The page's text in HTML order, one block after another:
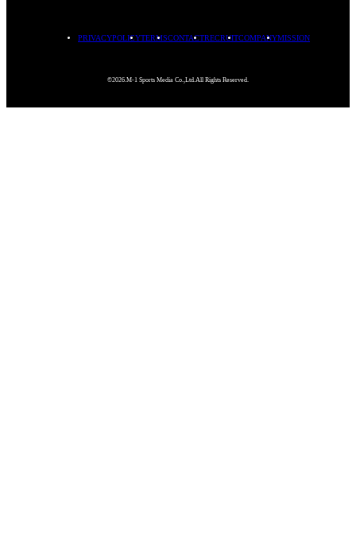
PRIVACYPOLICYTERMSCONTACTRECRUITCOMPANYMISSION
©2026.M-1 Sports Media Co.,Ltd.All Rights Reserved.